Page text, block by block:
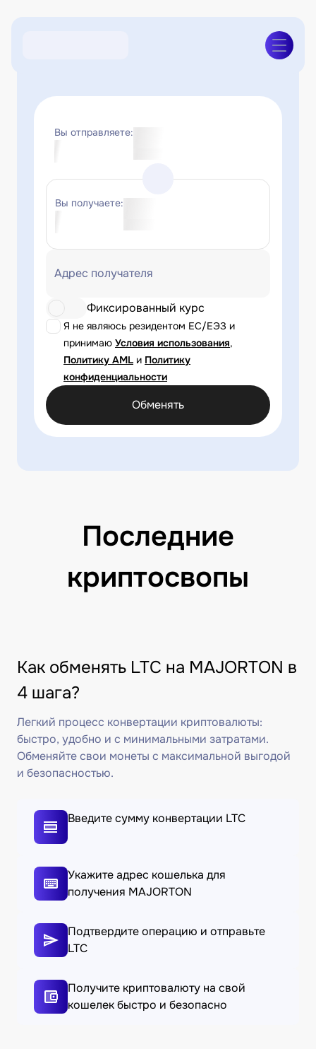
Вы отправляете:
Вы получаете:
Адрес получателя
Я не являюсь резидентом ЕС/ЕЭЗ и
принимаю Условия использования,
Политику AML и Политику
конфиденциальности
Фиксированный курс
Обменять
Последние
криптосвопы
Как обменять LTC на MAJORTON в
4 шага?
Легкий процесс конвертации криптовалюты:
быстро, удобно и с минимальными затратами.
Обменяйте свои монеты с максимальной выгодой
и безопасностью.
Введите сумму конвертации LTC
Укажите адрес кошелька для
получения MAJORTON
Подтвердите операцию и отправьте
LTC
Получите криптовалюту на свой
кошелек быстро и безопасно